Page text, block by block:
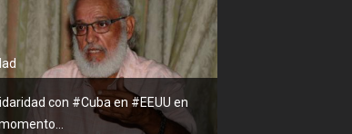
con #Cuba en #EEUU en